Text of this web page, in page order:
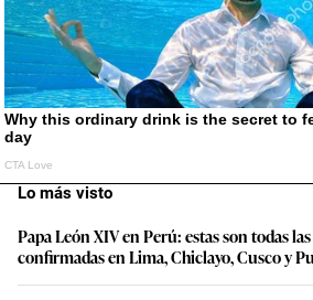
Lo más visto
Papa León XIV en Perú: estas son todas
confirmadas en Lima, Chiclayo, Cusco y